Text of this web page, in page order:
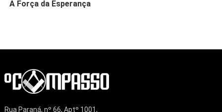
A Força da Esperança
Rua Paraná, nº 66, Aptº 1001,